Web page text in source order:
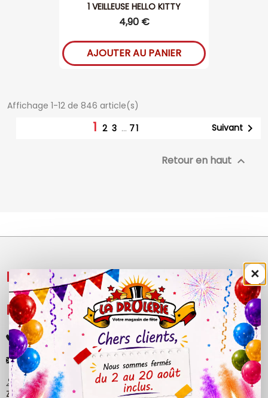
1 VEILLEUSE HELLO KITTY
4,90 €
AJOUTER AU PANIER
Affichage 1-12 de 846 article(s)
1 2 3 … 71 Suivant 
Retour en haut 
NOS PRODUITS 
LÉGAL 
+33 (0)4 50 40 81 00
contact@ladrolerie.fr
38 Rue de la Maladière
Z.A de la maladiere 01210 Ornex
×